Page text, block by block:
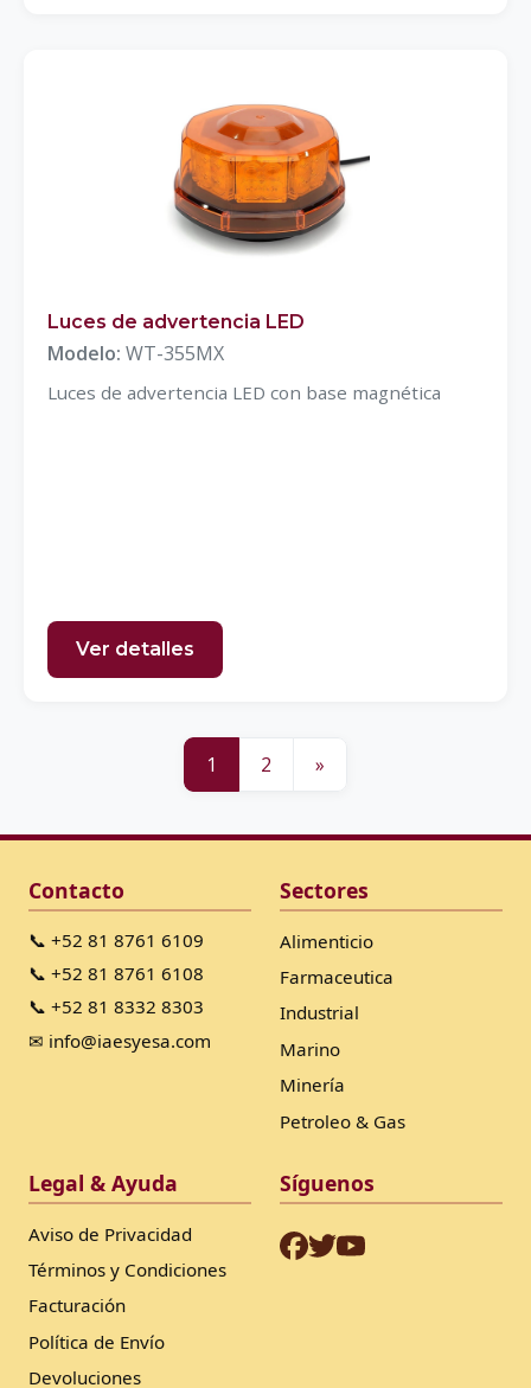
Luces de advertencia LED
Modelo: WT-355MX
Luces de advertencia LED con base magnética
Ver detalles
1 2 »
Contacto
📞 +52 81 8761 6109
📞 +52 81 8761 6108
📞 +52 81 8332 8303
✉ info@iaesyesa.com
Sectores
Alimenticio
Farmaceutica
Industrial
Marino
Minería
Petroleo & Gas
Legal & Ayuda
Aviso de Privacidad
Términos y Condiciones
Facturación
Política de Envío
Devoluciones
Síguenos